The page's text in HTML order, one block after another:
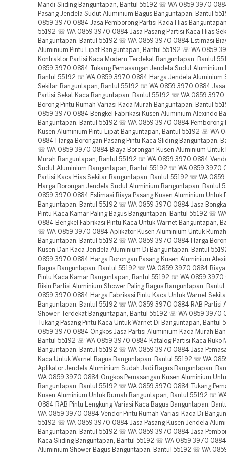
Mandi Sliding Banguntapan, Bantul 55192 ☏ WA 0859 3970
Pasang Jendela Sudut Aluminium Bagus Banguntapan, Bantul
0859 3970 0884 Jasa Pemborong Partisi Kaca Hias
55192 ☏ WA 0859 3970 0884 Jasa Pasang Partisi Kaca Hias
Banguntapan, Bantul 55192 ☏ WA 0859 3970 0884 Estimasi
Aluminium Pintu Lipat Banguntapan, Bantul 55192 ☏ WA 0859
Kontraktor Partisi Kaca Modern Terdekat Banguntapan, Bantul
0859 3970 0884 Tukang Pemasangan Jendela Sudut Aluminium
Bantul 55192 ☏ WA 0859 3970 0884 Harga Jendela Aluminium
Sekitar Banguntapan, Bantul 55192 ☏ WA 0859 3970 0884 Jasa
Partisi Sekat Kaca Banguntapan, Bantul 55192 ☏ WA 0859
Borong Pintu Rumah Variasi Kaca Murah Banguntapan, Bantul
0859 3970 0884 Bengkel Fabrikasi Kusen Aluminium Alexindo
Banguntapan, Bantul 55192 ☏ WA 0859 3970 0884 Pemborong
Kusen Aluminium Pintu Lipat Banguntapan, Bantul 55192 ☏ WA
0884 Harga Borongan Pasang Pintu Kaca Sliding Banguntapan,
☏ WA 0859 3970 0884 Biaya Borongan Kusen Aluminium Untuk
Murah Banguntapan, Bantul 55192 ☏ WA 0859 3970 0884
Sudut Aluminium Banguntapan, Bantul 55192 ☏ WA 0859 3970
Partisi Kaca Hias Sekitar Banguntapan, Bantul 55192 ☏ WA
Harga Borongan Jendela Sudut Aluminium Banguntapan, Bantul
0859 3970 0884 Estimasi Biaya Pasang Kusen Aluminium Untuk
Banguntapan, Bantul 55192 ☏ WA 0859 3970 0884 Jasa
Pintu Kaca Kamar Paling Bagus Banguntapan, Bantul 55192 ☏
0884 Bengkel Fabrikasi Pintu Kaca Untuk Warnet Banguntapan,
☏ WA 0859 3970 0884 Aplikator Kusen Aluminium Untuk
Banguntapan, Bantul 55192 ☏ WA 0859 3970 0884 Harga
Kusen Dan Kaca Jendela Aluminium Di Banguntapan, Bantul
0859 3970 0884 Harga Borongan Pasang Kusen Aluminium
Bagus Banguntapan, Bantul 55192 ☏ WA 0859 3970 0884 Biaya
Pintu Kaca Kamar Banguntapan, Bantul 55192 ☏ WA 0859 3970
Bikin Partisi Aluminium Shower Paling Bagus Banguntapan,
0859 3970 0884 Harga Fabrikasi Pintu Kaca Untuk Warnet
Banguntapan, Bantul 55192 ☏ WA 0859 3970 0884 RAB Partisi
Shower Terdekat Banguntapan, Bantul 55192 ☏ WA 0859 3970
Tukang Pasang Pintu Kaca Untuk Warnet Di Banguntapan, Bantul
0859 3970 0884 Ongkos Jasa Partisi Aluminium Kaca Murah
Bantul 55192 ☏ WA 0859 3970 0884 Katalog Partisi Kaca Ruko
Banguntapan, Bantul 55192 ☏ WA 0859 3970 0884 Jasa
Kaca Untuk Warnet Bagus Banguntapan, Bantul 55192 ☏ WA
Aplikator Jendela Aluminium Sudah Jadi Bagus Banguntapan,
WA 0859 3970 0884 Ongkos Pemasangan Kusen Aluminium
Banguntapan, Bantul 55192 ☏ WA 0859 3970 0884 Tukang
Kusen Aluminium Untuk Rumah Banguntapan, Bantul 55192 ☏
0884 RAB Pintu Lengkung Variasi Kaca Bagus Banguntapan,
WA 0859 3970 0884 Vendor Pintu Rumah Variasi Kaca Di
55192 ☏ WA 0859 3970 0884 Jasa Pasang Kusen Jendela
Banguntapan, Bantul 55192 ☏ WA 0859 3970 0884 Jasa
Kaca Sliding Banguntapan, Bantul 55192 ☏ WA 0859 3970 0884
Aluminium Shower Bagus Banguntapan, Bantul 55192 ☏ WA